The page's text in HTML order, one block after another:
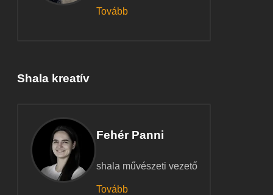
Tovább
Shala kreatív
Fehér Panni
shala művészeti vezető
Tovább